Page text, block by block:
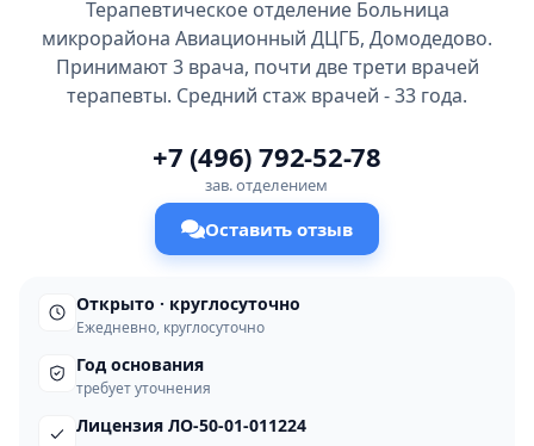
Терапевтическое отделение Больница
микрорайона Авиационный ДЦГБ, Домодедово.
Принимают 3 врача, почти две трети врачей
терапевты. Средний стаж врачей - 33 года.
+7 (496) 792-52-78
зав. отделением
Оставить отзыв
Открыто · круглосуточно
Ежедневно, круглосуточно
Год основания
требует уточнения
Лицензия ЛО-50-01-011224